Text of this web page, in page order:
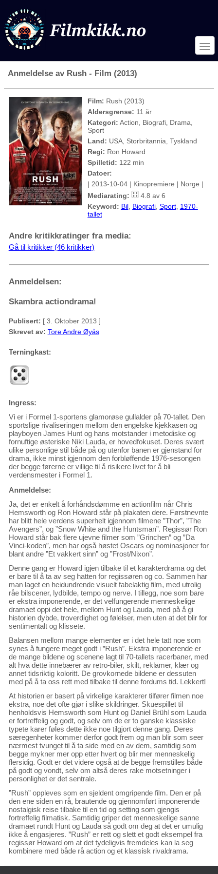
Anmeldelse av Rush - Film (2013)
Film: Rush (2013)
Aldersgrense: 11 år
Kategori: Action, Biografi, Drama,
Sport
Land: USA, Storbritannia, Tyskland
Regi: Ron Howard
Spilletid: 122 min
Datoer:
| 2013-10-04 | Kinopremiere | Norge |
Mediarating:
4.8 av 6
Keyword: Bil, Biografi, Sport, 1970-
tallet
Andre kritikkratinger fra media:
Gå til kritikker (46 kritikker)
Anmeldelsen:
Skambra actiondrama!
Publisert: [ 3. Oktober 2013 ]
Skrevet av: Tore Andre Øyås
Terningkast:
Ingress:
Vi er i Formel 1-sportens glamorøse gullalder på 70-tallet. Den
sportslige rivaliseringen mellom den engelske kjekkasen og
playboyen James Hunt og hans motstander i metodiske og
fornuftige østeriske Niki Lauda, er hovedfokuset. Deres svært
ulike personlige stil både på og utenfor banen er gjenstand for
drama, ikke minst igjennom den forbløffende 1976-sesongen
der begge førerne er villige til å risikere livet for å bli
verdensmester i Formel 1.
Anmeldelse:
Ja, det er enkelt å forhåndsdømme en actionfilm når Chris
Hemsworth og Ron Howard står på plakaten dere. Førstnevnte
har blitt hele verdens superhelt igjennom filmene ”Thor”, ”The
Avengers”, og ”Snow White and the Huntsman”. Regissør Ron
Howard står bak flere ujevne filmer som ”Grinchen” og ”Da
Vinci-koden”, men har også høstet Oscars og nominasjoner for
blant andre ”Et vakkert sinn” og ”Frost/Nixon”.
Denne gang er Howard igjen tilbake til et karakterdrama og det
er bare til å ta av seg hatten for regissøren og co. Sammen har
man laget en heidundrende visuelt fabelaktig film, med utrolig
råe bilscener, lydbilde, tempo og nerve. I tillegg, noe som bare
er ekstra imponerende, er det velfungerende menneskelige
dramaet oppi det hele, mellom Hunt og Lauda, med på å gi
historien dybde, troverdighet og følelser, men uten at det blir for
sentimentalt og klissete.
Balansen mellom mange elementer er i det hele tatt noe som
synes å fungere meget godt i ”Rush”. Ekstra imponerende er
de mange bildene og scenene lagt til 70-tallets racerbaner, med
alt hva dette innebærer av retro-biler, skilt, reklamer, klær og
annet tidsriktig koloritt. De grovkornede bildene er dessuten
med på å ta oss rett med tilbake til denne fordums tid. Lekkert!
At historien er basert på virkelige karakterer tilfører filmen noe
ekstra, noe det ofte gjør i slike skildringer. Skuespillet til
henholdsvis Hemsworth som Hunt og Daniel Brühl som Lauda
er fortreffelig og godt, og selv om de er to ganske klassiske
typete karer føles dette ikke noe tilgjort denne gang. Deres
særegenheter kommer derfor godt frem og man blir som seer
nærmest tvunget til å ta side med en av dem, samtidig som
begge mykner mer opp etter hvert og blir mer menneskelig
flersidig. Godt er det videre også at de begge fremstilles både
på godt og vondt, selv om altså deres rake motsetninger i
personlighet er det sentrale.
”Rush” oppleves som en sjeldent omgripende film. Den er på
den ene siden en rå, brautende og gjennomført imponerende
nostalgisk reise tilbake til en tid og setting som gjengis
fortreffelig filmatisk. Samtidig griper det menneskelige sanne
dramaet rundt Hunt og Lauda så godt om deg at det er umulig
ikke å engasjeres. ”Rush” er rett og slett et godt eksempel fra
regissør Howard om at det tydeligvis fremdeles kan la seg
kombinere med både rå action og et klassisk rivaldrama.